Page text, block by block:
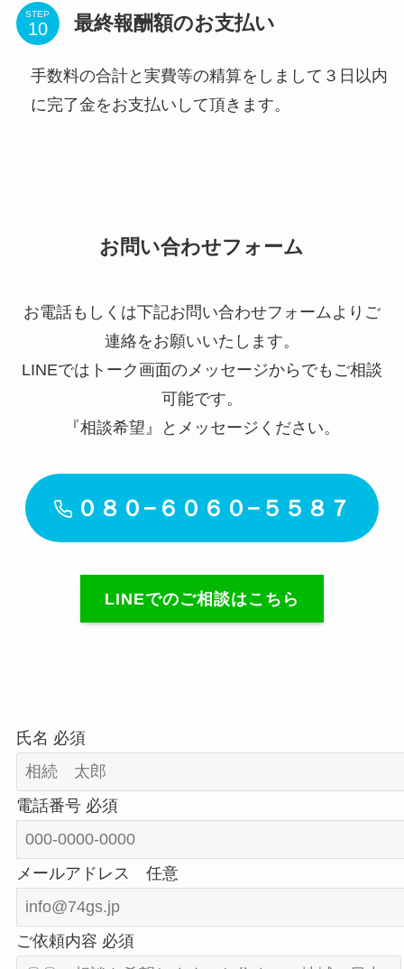
STEP 最終報酬額のお支払い
手数料の合計と実費等の精算をしまして３日以内
に完了金をお支払いして頂きます。
お問い合わせフォーム
お電話もしくは下記お問い合わせフォームよりご
連絡をお願いいたします。
LINEではトーク画面のメッセージからでもご相談
可能です。
『相談希望』とメッセージください。
０８０−６０６０−５５８７
LINEでのご相談はこちら
氏名 必須
電話番号 必須
メールアドレス 任意
ご依頼内容 必須